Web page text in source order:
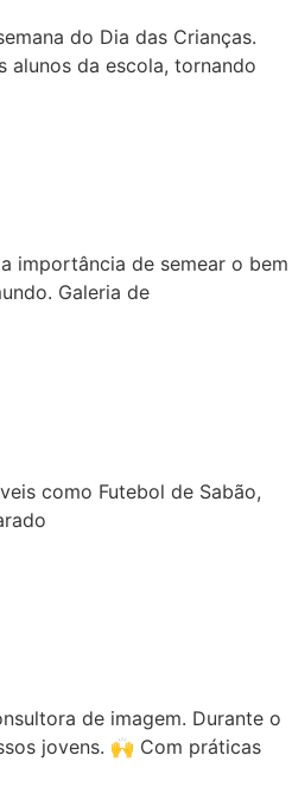
do Dia das Crianças.
alunos da escola, tornando
importância de semear o bem
Galeria de
como Futebol de Sabão,
de imagem. Durante o
jovens. 🙌 Com práticas